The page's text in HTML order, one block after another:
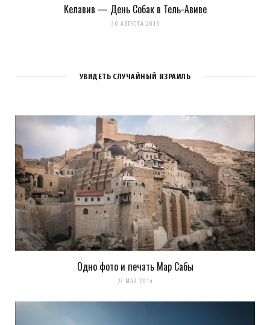
Келавив — День Собак в Тель-Авиве
30 АВГУСТА 2016
УВИДЕТЬ СЛУЧАЙНЫЙ ИЗРАИЛЬ
Одно фото и печать Мар Сабы
27 МАЯ 2014